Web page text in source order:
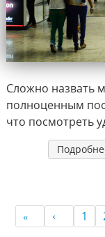
Сложно назвать
полноценным
что посмотреть
1